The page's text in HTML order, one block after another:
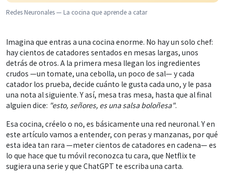
Redes Neuronales — La cocina que aprende a catar
Imagina que entras a una cocina enorme. No hay un solo chef:
hay cientos de catadores sentados en mesas largas, unos
detrás de otros. A la primera mesa llegan los ingredientes
crudos —un tomate, una cebolla, un poco de sal— y cada
catador los prueba, decide cuánto le gusta cada uno, y le pasa
una nota al siguiente. Y así, mesa tras mesa, hasta que al final
alguien dice: "esto, señores, es una salsa boloñesa".
Esa cocina, créelo o no, es básicamente una red neuronal. Y en
este artículo vamos a entender, con peras y manzanas, por qué
esta idea tan rara —meter cientos de catadores en cadena— es
lo que hace que tu móvil reconozca tu cara, que Netflix te
sugiera una serie y que ChatGPT te escriba una carta.